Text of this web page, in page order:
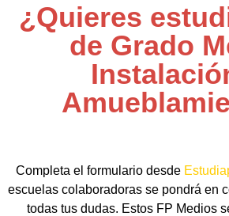
¿Quieres
de Grado
Completa el formulario desde
escuelas colaboradoras se pondrá en
todas tus dudas. Estos FP Medios